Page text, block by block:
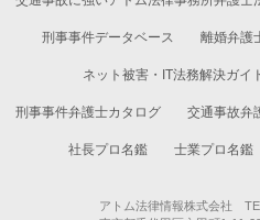
刑事事件データベース 離婚弁護
ネット被害・IT法務解決ガイ
刑事事件弁護士カタログ 交通事故弁
社長プロ名鑑 士業プロ名鑑
アトム法律情報株式会社